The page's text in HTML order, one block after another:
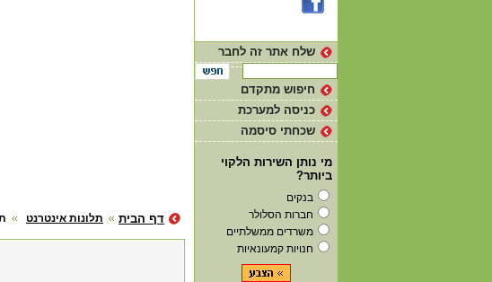
תלונות אינטרנט דף הבית
שלח אתר זה לחבר
חיפוש מתקדם
כניסה למערכת
שכחתי סיסמה
מי נותן השירות הלקוי
ביותר?
בנקים
חברות הסלולר
משרדים ממשלתיים
חנויות קמעונאיות